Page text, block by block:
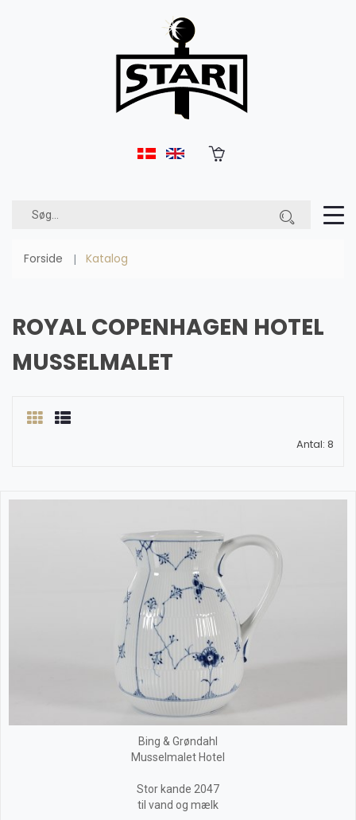
Forside Katalog
ROYAL COPENHAGEN HOTEL
MUSSELMALET
Antal: 8
Bing & Grøndahl
Musselmalet Hotel
Stor kande 2047
til vand og mælk